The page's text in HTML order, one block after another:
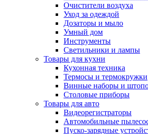
Очистители воздуха
Уход за одеждой
Дозаторы и мыло
Умный дом
Инструменты
Светильники и лампы
Товары для кухни
Кухонная техника
Термосы и термокружки
Винные наборы и
Столовые приборы
Товары для авто
Видеорегистраторы
Автомобильные
Пуско-зарядные